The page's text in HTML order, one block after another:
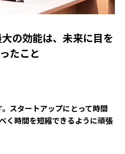
の効能は、未来に目を
たこと
スタートアップにとって時間
く時間を短縮できるように頑張